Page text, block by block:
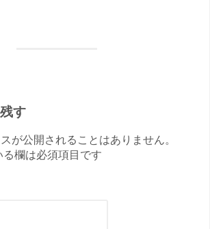
す
が公開されることはありません。
欄は必須項目です